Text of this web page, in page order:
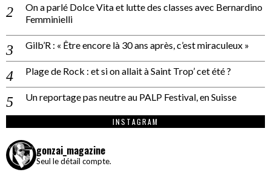
On a parlé Dolce Vita et lutte des classes avec Bernardino
Femminielli
Gilb’R : « Être encore là 30 ans après, c’est miraculeux »
Plage de Rock : et si on allait à Saint Trop’ cet été ?
Un reportage pas neutre au PALP Festival, en Suisse
INSTAGRAM
gonzai_magazine
Seul le détail compte.